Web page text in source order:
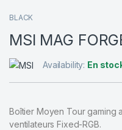
BLACK
MSI MAG
Availability: En
Boîtier Moyen Tour
ventilateurs Fixed-RGB.